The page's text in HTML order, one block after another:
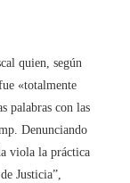
quien, según
«totalmente
palabras con las
Denunciando
viola la práctica
Justicia”,